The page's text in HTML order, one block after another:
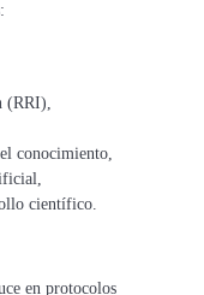
(RRI),
conocimiento,
científico.
en protocolos